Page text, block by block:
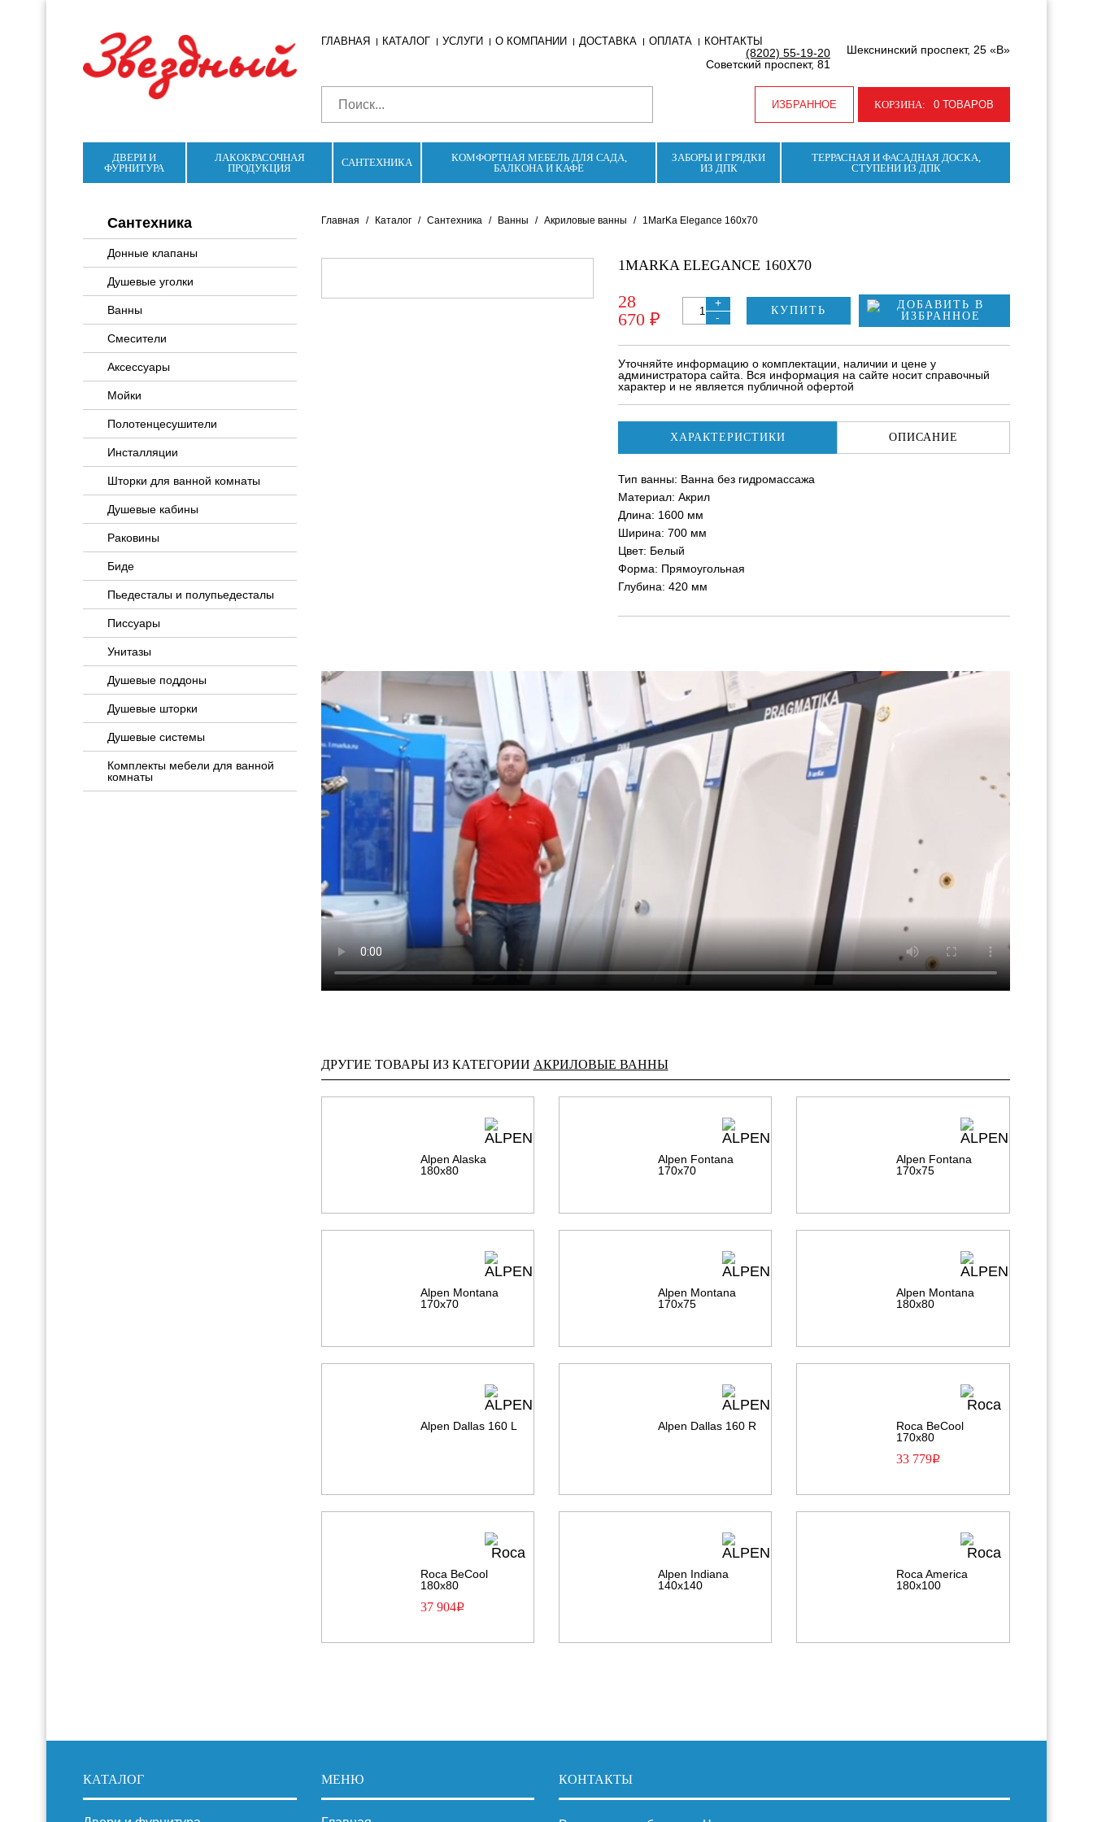
ГЛАВНАЯ КАТАЛОГ УСЛУГИ О КОМПАНИИ ДОСТАВКА ОПЛАТА КОНТАКТЫ
Шекснинский проспект, 25 «В»
(8202) 55-19-20
Советский проспект, 81
ИЗБРАННОЕ КОРЗИНА: 0 ТОВАРОВ
ДВЕРИ И
ФУРНИТУРА
ЛАКОКРАСОЧНАЯ
ПРОДУКЦИЯ
САНТЕХНИКА
КОМФОРТНАЯ МЕБЕЛЬ ДЛЯ САДА,
БАЛКОНА И КАФЕ
ЗАБОРЫ И ГРЯДКИ
ИЗ ДПК
ТЕРРАСНАЯ И ФАСАДНАЯ ДОСКА,
СТУПЕНИ ИЗ ДПК
Сантехника
Донные клапаны
Душевые уголки
Ванны
Смесители
Аксессуары
Мойки
Полотенцесушители
Инсталляции
Шторки для ванной комнаты
Душевые кабины
Раковины
Биде
Пьедесталы и полупьедесталы
Писсуары
Унитазы
Душевые поддоны
Душевые шторки
Душевые системы
Комплекты мебели для ванной
комнаты
Главная / Каталог / Сантехника / Ванны / Акриловые ванны / 1MarKa Elegance 160х70
1MARKA ELEGANCE 160Х70
28
670 ₽
+
-
КУПИТЬ
Уточняйте информацию о комплектации, наличии и цене у
администратора сайта. Вся информация на сайте носит справочный
характер и не является публичной офертой
ХАРАКТЕРИСТИКИ ОПИСАНИЕ
Тип ванны: Ванна без гидромассажа
Материал: Акрил
Длина: 1600 мм
Ширина: 700 мм
Цвет: Белый
Форма: Прямоугольная
Глубина: 420 мм
ДРУГИЕ ТОВАРЫ ИЗ КАТЕГОРИИ АКРИЛОВЫЕ ВАННЫ
Alpen Alaska
180х80
Alpen Fontana
170х70
Alpen Fontana
170х75
Alpen Montana
170х70
Alpen Montana
170х75
Alpen Montana
180х80
Alpen Dallas 160 L Alpen Dallas 160 R
Roca BeCool
170х80
33 779Р
Roca BeCool
180х80
37 904Р
Alpen Indiana
140х140
Roca America
180х100
КАТАЛОГ МЕНЮ КОНТАКТЫ